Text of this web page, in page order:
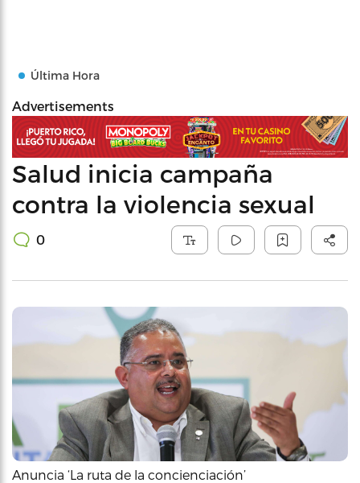
Última Hora
Advertisements
Salud inicia campaña
contra la violencia sexual
0
Anuncia ‘La ruta de la concienciación’